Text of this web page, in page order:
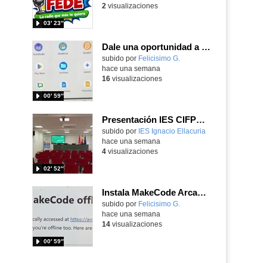
03′ 23″
2 visualizaciones
Dale una oportunidad a los Chromebooks y utiliza un proyector para realizar talleres si no tienes pantallas táctiles
Contenido educativo.
subido por Felicisimo G.
00′ 59″
hace una semana
16visualizaciones
Presentación IES CIFPD Ignacio Ellacuría
Contenido educativo.
subido por IES Ignacio Ellacuria
02′ 52″
hace una semana
4visualizaciones
Instala MakeCode Arcade para trabajar offline en tu tablet, ordenador, Chromebook
Contenido educativo.
subido por Felicisimo G.
00′ 59″
hace una semana
14visualizaciones